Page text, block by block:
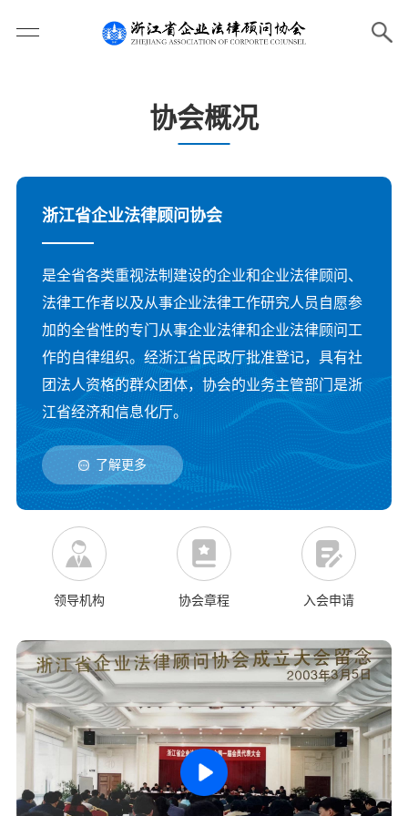
协会概况
浙江省企业法律顾问协会
是全省各类重视法制建设的企业和企业法律顾问、
法律工作者以及从事企业法律工作研究人员自愿参
加的全省性的专门从事企业法律和企业法律顾问工
作的自律组织。经浙江省民政厅批准登记，具有社
团法人资格的群众团体，协会的业务主管部门是浙
江省经济和信息化厅。
了解更多
领导机构 协会章程 入会申请